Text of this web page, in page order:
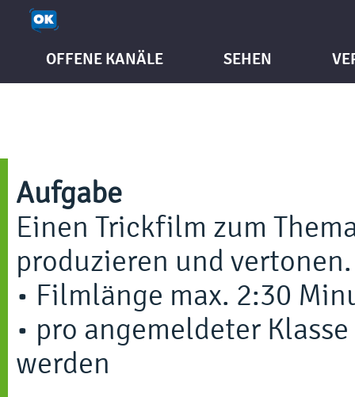
OFFENE KANÄLE SEHEN
Aufgabe
Einen Trickfilm zum
produzieren und vertonen.
• Filmlänge max. 2:30
• pro angemeldeter
werden